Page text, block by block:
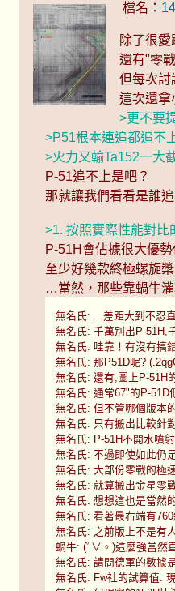
檔名：
除了很
還有"零
但每次討
這次還拿
>更不要
>P51根本連追都追不
>火力又輸Ta152一大
P-51追不上是吧？
那就讓我們看看是誰
>1. 按照實際性能對比
P-51H會佔據很大優
至少好幾款終極螺旋
…當然，那些靠蝸牛
無名氏: ...差距大到不忍
無名氏: 千萬別出P-51H,
無名氏: 哇靠！有沒有搞
無名氏: 那P51D呢?
無名氏: 還有,圖上P-51H
無名氏: 通常67"的P-51D
無名氏: 但不管哪個版本
無名氏: 只有搬出比較針
無名氏: P-51H不開水噴
無名氏: 不過即使如此仍
無名氏: 大部份零戰的極
無名氏: 就算搬出金星零
無名氏: 想想這也是當然
無名氏: 看著最右端有
無名氏: 之前版上不是有
蝸牛: (ﾟ∀。)這麼強當然
無名氏: 請問德軍的數據
無名氏: Fw社的試算值.